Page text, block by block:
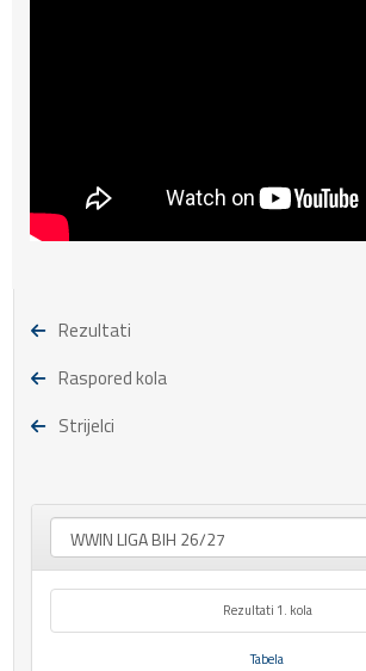
Rezultati
Raspored kola
Strijelci
Rezultati 1. kola
Tabela